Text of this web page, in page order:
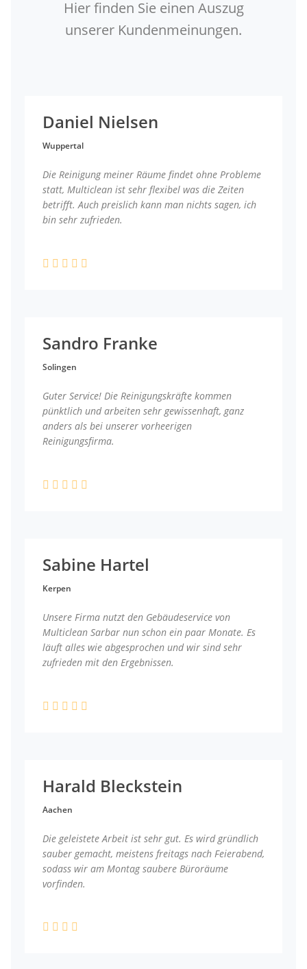
Hier finden Sie einen Auszug
unserer Kundenmeinungen.
Daniel Nielsen
Wuppertal
Die Reinigung meiner Räume findet ohne Probleme
statt, Multiclean ist sehr flexibel was die Zeiten
betrifft. Auch preislich kann man nichts sagen, ich
bin sehr zufrieden.
Sandro Franke
Solingen
Guter Service! Die Reinigungskräfte kommen
pünktlich und arbeiten sehr gewissenhaft, ganz
anders als bei unserer vorheerigen
Reinigungsfirma.
Sabine Hartel
Kerpen
Unsere Firma nutzt den Gebäudeservice von
Multiclean Sarbar nun schon ein paar Monate. Es
läuft alles wie abgesprochen und wir sind sehr
zufrieden mit den Ergebnissen.
Harald Bleckstein
Aachen
Die geleistete Arbeit ist sehr gut. Es wird gründlich
sauber gemacht, meistens freitags nach Feierabend,
sodass wir am Montag saubere Büroräume
vorfinden.